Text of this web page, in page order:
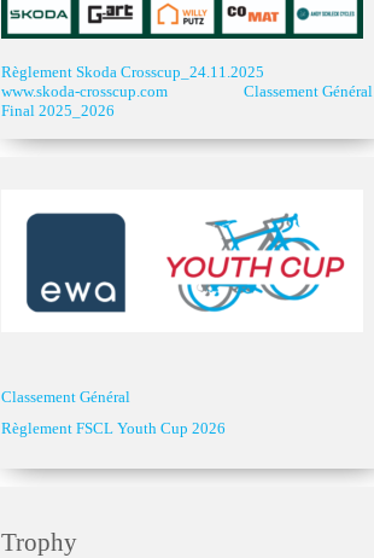
Règlement Skoda Crosscup_24.11.2025
www.skoda-crosscup.com
Classement Général
Final 2025_2026
Classement Général
Règlement FSCL Youth Cup 2026
Trophy